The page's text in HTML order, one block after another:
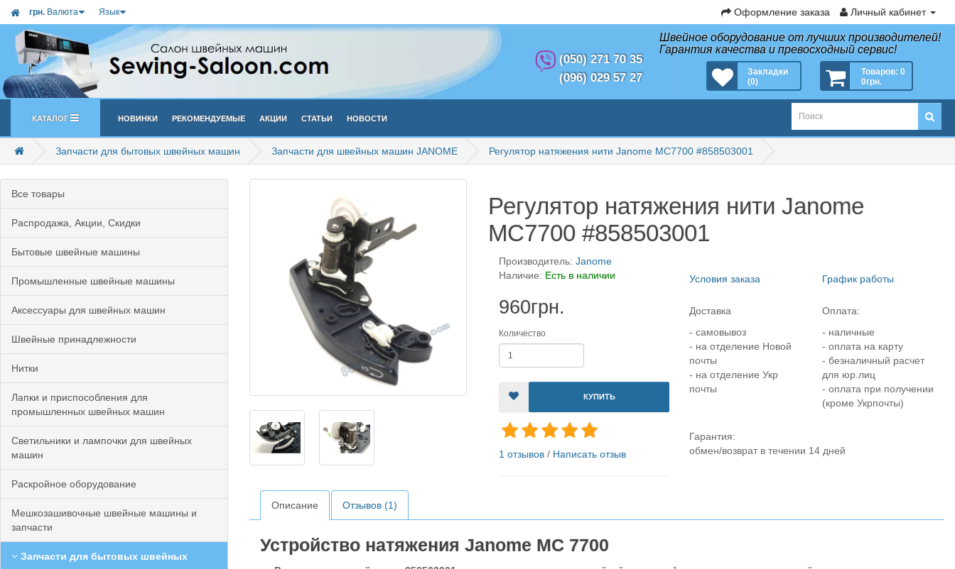
грн. Валюта Язык Оформление заказа Личный кабинет
(050) 271 70 35
(096) 029 57 27
Швейное оборудование от лучших производителей!
Гарантия качества и превосходный сервис!
Закладки
(0)
Товаров: 0
0грн.
Каталог Новинки Рекомендуемые Акции Статьи Новости
Запчасти для бытовых швейных машин Запчасти для швейных машин JANOME Регулятор натяжения нити Janome MC7700 #858503001
Все товары
Распродажа, Акции, Скидки
Бытовые швейные машины
Промышленные швейные машины
Аксессуары для швейных машин
Швейные принадлежности
Нитки
Лапки и приспособления для
промышленных швейных машин
Светильники и лампочки для швейных
машин
Раскройное оборудование
Мешкозашивочные швейные машины и
запчасти
Запчасти для бытовых швейных
Регулятор натяжения нити Janome
MC7700 #858503001
Производитель: Janome
Наличие: Есть в наличии
960грн.
Количество
КУПИТЬ
1 отзывов / Написать отзыв
Условия заказа
Доставка
- самовывоз
- на отделение Новой
почты
- на отделение Укр
почты
График работы
Оплата:
- наличные
- оплата на карту
- безналичный расчет
для юр.лиц
- оплата при получении
(кроме Укрпочты)
Гарантия:
обмен/возврат в течении 14 дней
Описание Отзывов (1)
Устройство натяжения Janome MC 7700